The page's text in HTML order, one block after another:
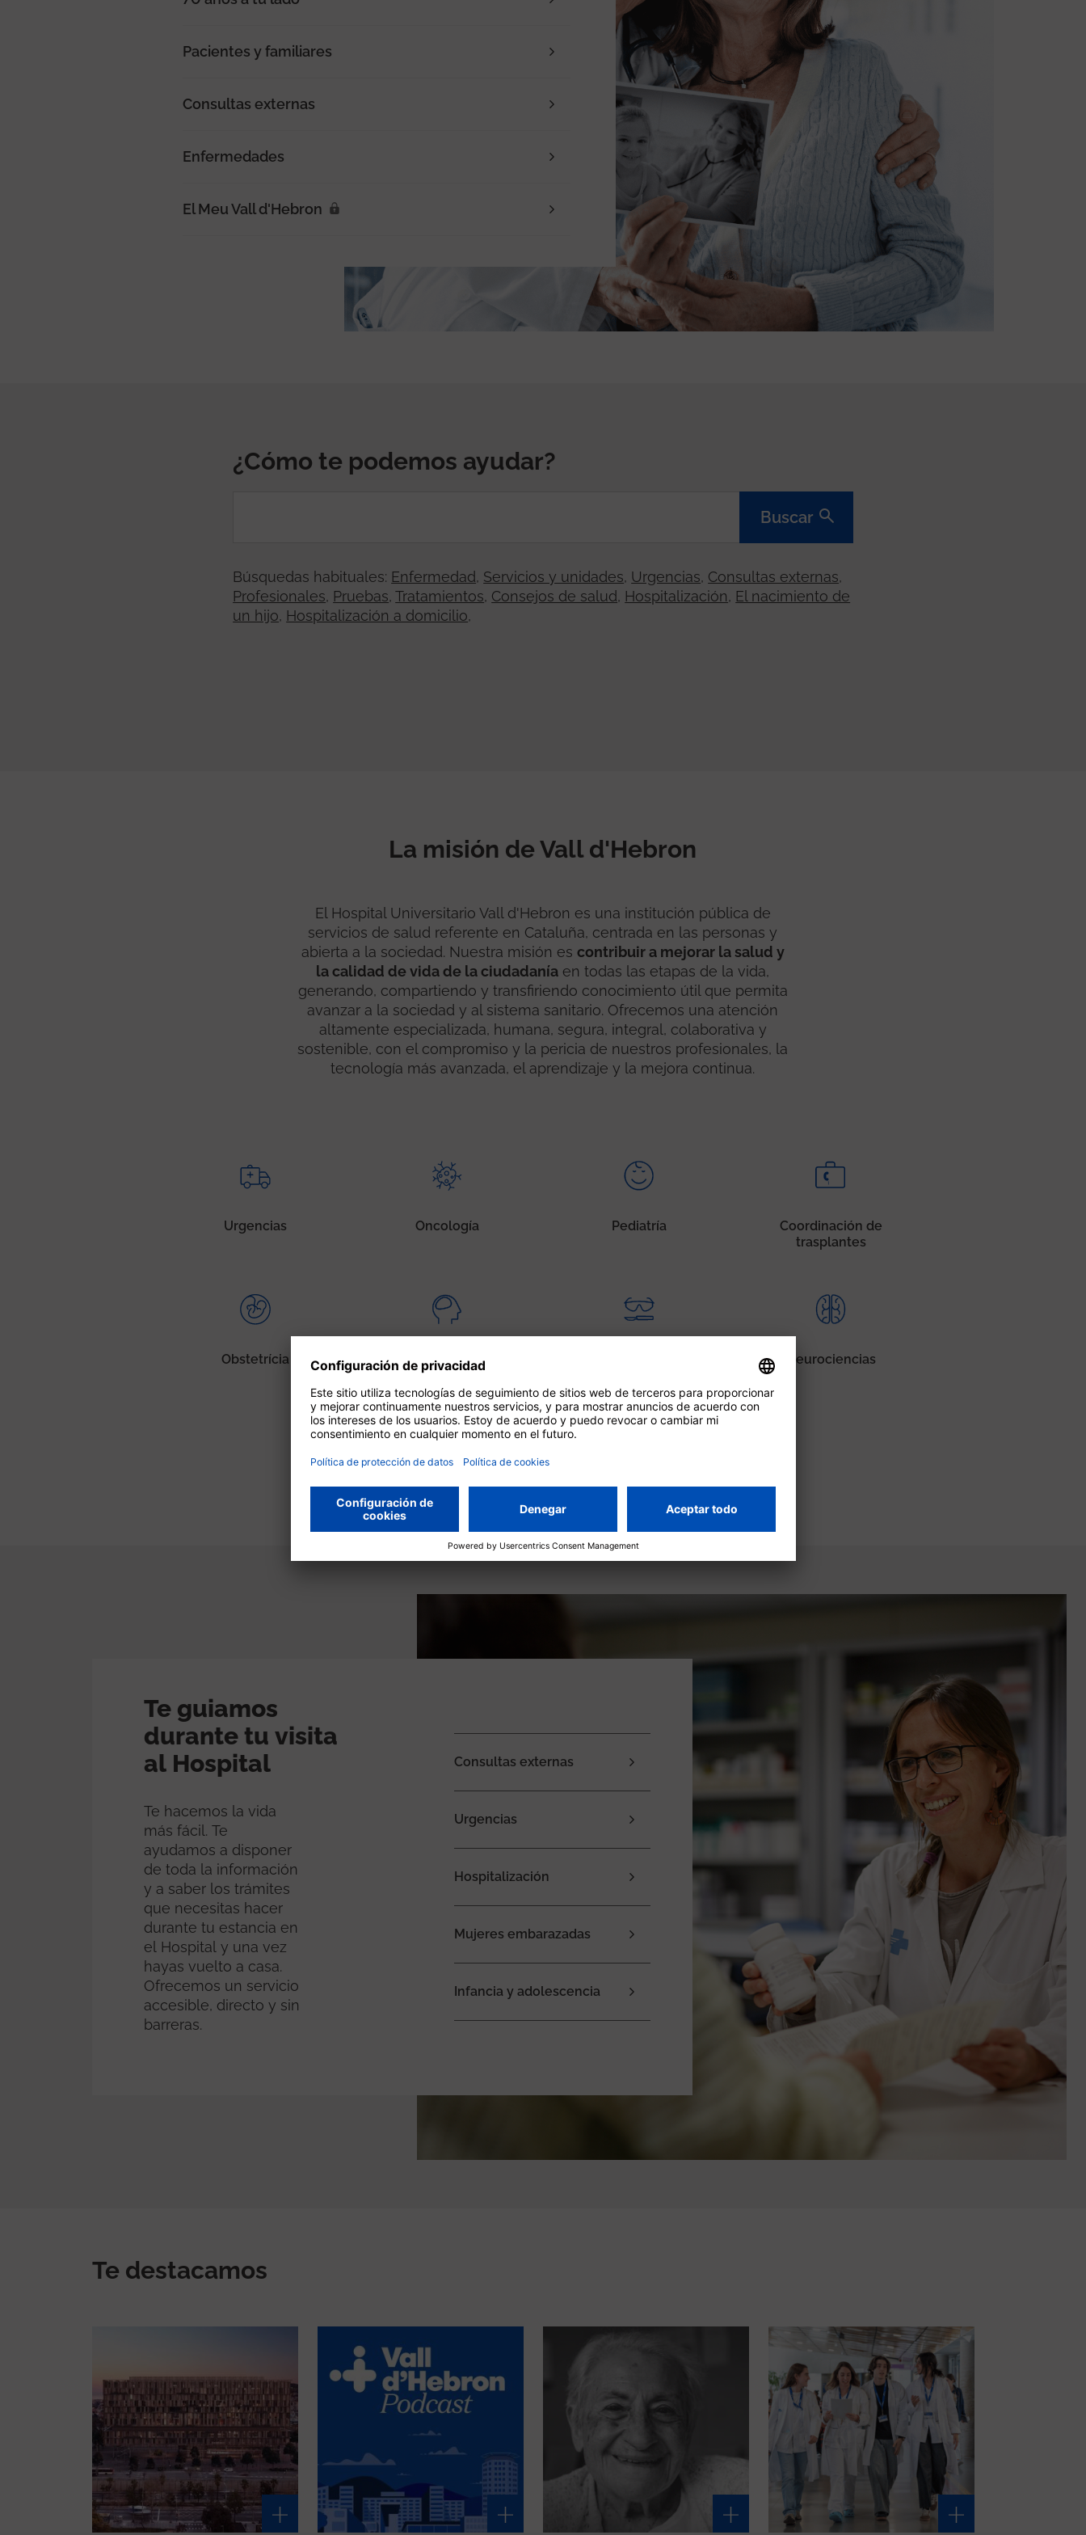
Trabajo social sanitario
Pacientes y familiares
Consultas externas
Enfermedades
El Meu Vall d'Hebron
¿Cómo te podemos ayudar?
Buscar
Búsquedas habituales: Enfermedad, Servicios y unidades, Urgencias, Consultas externas,
Profesionales, Pruebas,Tratamientos, Consejos de salud, Hospitalización, El nacimiento de
un hijo, Hospitalización a domicilio,
La misión de Vall d'Hebron
El Hospital Universitario Vall d'Hebron es una institución pública de
servicios de salud referente en Cataluña, centrada en las personas y
abierta a la sociedad. Nuestra misión es contribuir a mejorar la salud y
la calidad de vida de la ciudadanía en todas las etapas de la vida,
generando, compartiendo y transfiriendo conocimiento útil que permita
avanzar a la sociedad y al sistema sanitario. Ofrecemos una atención
altamente especializada, humana, segura, integral, colaborativa y
sostenible, con el compromiso y la pericia de nuestros profesionales, la
tecnología más avanzada, el aprendizaje y la mejora continua.
Urgencias Oncología Pediatría
Coordinación de
trasplantes
Obstetrícia Psiquiatría Neurociencias
Descubre todos los servicios y unidades
Te guiamos
durante tu visita
al Hospital
Te hacemos la vida
más fácil. Te
ayudamos a disponer
de toda la información
y a saber los trámites
que necesitas hacer
durante tu estancia en
el Hospital y una vez
hayas vuelto a casa.
Ofrecemos un servicio
accesible, directo y sin
barreras.
Consultas externas
Urgencias
Hospitalización
Mujeres embarazadas
Infancia y adolescencia
Te destacamos